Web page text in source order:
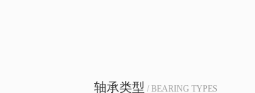
轴承类型 / BEARING TYPES